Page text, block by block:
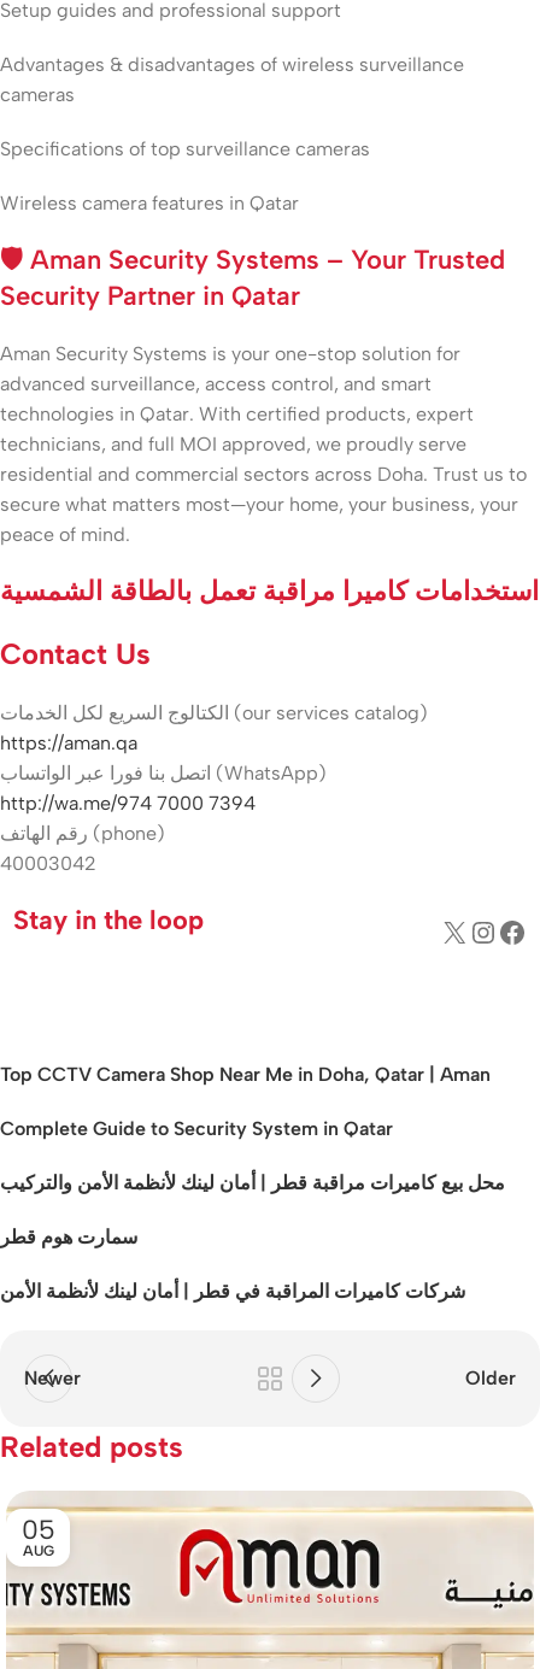
Setup guides and professional support
Advantages & disadvantages of wireless surveillance
cameras
Specifications of top surveillance cameras
Wireless camera features in Qatar
🛡️ Aman Security Systems – Your Trusted
Security Partner in Qatar
Aman Security Systems is your one-stop solution for
advanced surveillance, access control, and smart
technologies in Qatar. With certified products, expert
technicians, and full MOI approved, we proudly serve
residential and commercial sectors across Doha. Trust us to
secure what matters most—your home, your business, your
peace of mind.
استخدامات كاميرا مراقبة تعمل بالطاقة الشمسية
Contact Us
الكتالوج السريع لكل الخدمات (our services catalog)
https://aman.qa
اتصل بنا فورا عبر الواتساب (WhatsApp)
http://wa.me/974 7000 7394
رقم الهاتف (phone)
40003042
Stay in the loop
Top CCTV Camera Shop Near Me in Doha, Qatar | Aman
Complete Guide to Security System in Qatar
محل بيع كاميرات مراقبة قطر | أمان لينك لأنظمة الأمن والتركيب
سمارت هوم قطر
شركات كاميرات المراقبة في قطر | أمان لينك لأنظمة الأمن
Newer Older
Related posts
05
AUG